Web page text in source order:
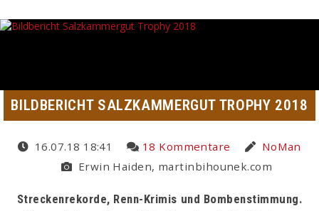
BILDBERICHT SALZKAMMERGUT TROPHY 2018
16.07.18 18:41 18 Kommentare
NoMan
Erwin Haiden, martinbihounek.com
Streckenrekorde, Renn-Krimis und Bombenstimmung.